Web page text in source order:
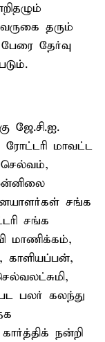
தரும்
தேர்வு
ஜே.சி.ஐ.
மாவட்ட
சங்க
சங்க
மாணிக்கம்,
பலர் கலந்து
நன்றி